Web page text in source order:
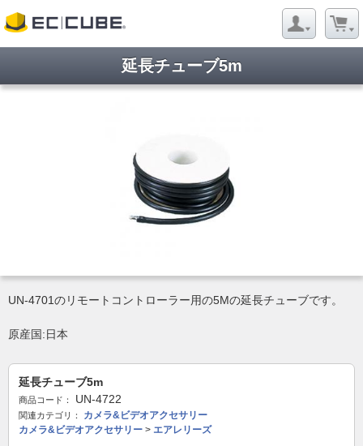
延長チューブ5m
UN-4701のリモートコントローラー用の5Mの延長チューブです。
原産国:日本
延長チューブ5m
商品コード： UN-4722
関連カテゴリ：
カメラ&ビデオアクセサリー
カメラ&ビデオアクセサリー > エアレリーズ